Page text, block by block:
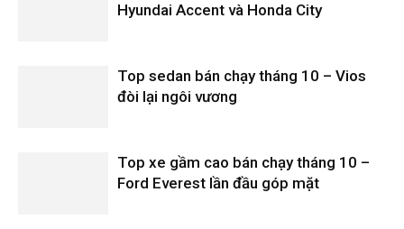
Hyundai Accent và Honda City
Top sedan bán chạy tháng 10 – Vios
đòi lại ngôi vương
Top xe gầm cao bán chạy tháng 10 –
Ford Everest lần đầu góp mặt